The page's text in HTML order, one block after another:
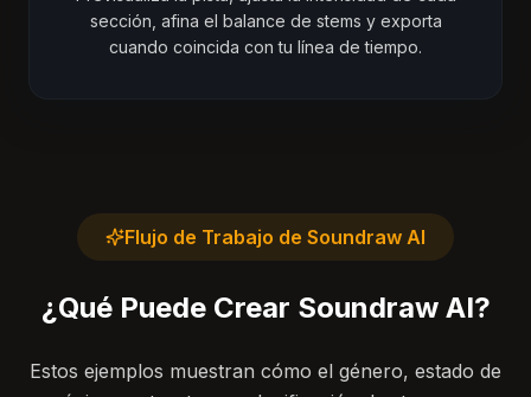
sección, afina el balance de stems y exporta
cuando coincida con tu línea de tiempo.
Flujo de Trabajo de Soundraw AI
¿Qué Puede Crear Soundraw AI?
Estos ejemplos muestran cómo el género, estado de